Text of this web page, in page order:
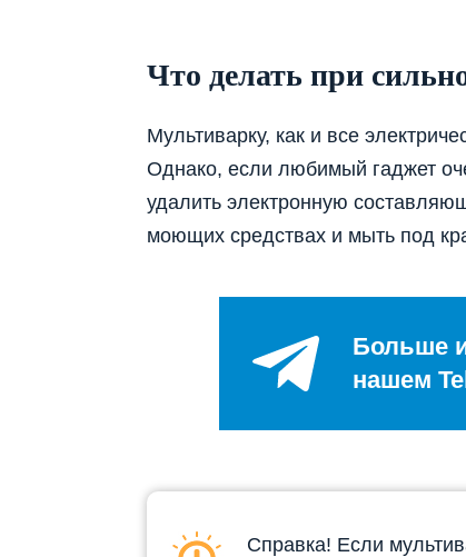
Что делать при
Мультиварку, как и все
Однако, если любимый гаджет
удалить электронную
моющих средствах и мыть под
Больше
нашем
Справка! Если